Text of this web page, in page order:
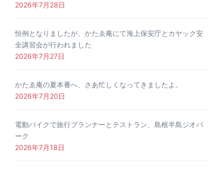
2026年7月28日
恒例となりましたが、かたゑ庵にて海上保安庁とカヤック安
全講習会が行われました
2026年7月27日
かたゑ庵の夏本番へ、さあ忙しくなってきましたよ。
2026年7月20日
電動バイクで旅行プランナーとテストラン、島根半島ジオパ
ーク
2026年7月18日